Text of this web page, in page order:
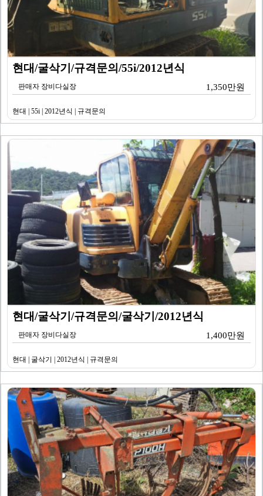
현대/굴삭기/규격문의/55i/2012년식
판매자 장비다실장 1,350만원
현대 | 55i | 2012년식 | 규격문의
현대/굴삭기/규격문의/굴삭기/2012년식
판매자 장비다실장 1,400만원
현대 | 굴삭기 | 2012년식 | 규격문의